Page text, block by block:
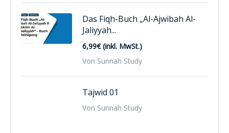
Das Fiqh-Buch „Al-Ajwibah Al-
Jaliyyah...
6,99€ (inkl. MwSt.)
Von Sunnah Study
Tajwid 01
Von Sunnah Study